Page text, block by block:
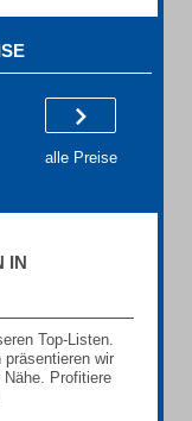
alle Preise
IN
Top-Listen.
präsentieren wir
Nähe. Profitiere